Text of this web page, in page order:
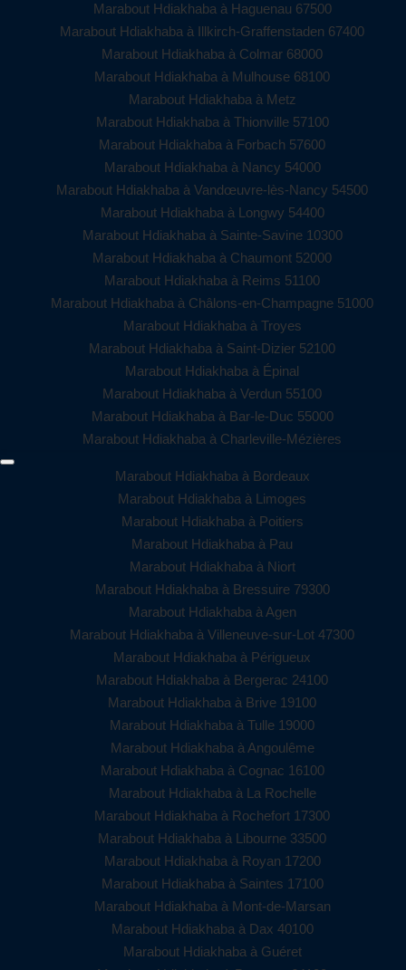
Marabout Hdiakhaba à Haguenau 67500
Marabout Hdiakhaba à Illkirch-Graffenstaden 67400
Marabout Hdiakhaba à Colmar 68000
Marabout Hdiakhaba à Mulhouse 68100
Marabout Hdiakhaba à Metz
Marabout Hdiakhaba à Thionville 57100
Marabout Hdiakhaba à Forbach 57600
Marabout Hdiakhaba à Nancy 54000
Marabout Hdiakhaba à Vandœuvre-lès-Nancy 54500
Marabout Hdiakhaba à Longwy 54400
Marabout Hdiakhaba à Sainte-Savine 10300
Marabout Hdiakhaba à Chaumont 52000
Marabout Hdiakhaba à Reims 51100
Marabout Hdiakhaba à Châlons-en-Champagne 51000
Marabout Hdiakhaba à Troyes
Marabout Hdiakhaba à Saint-Dizier 52100
Marabout Hdiakhaba à Épinal
Marabout Hdiakhaba à Verdun 55100
Marabout Hdiakhaba à Bar-le-Duc 55000
Marabout Hdiakhaba à Charleville-Mézières
Marabout Hdiakhaba à Bordeaux
Marabout Hdiakhaba à Limoges
Marabout Hdiakhaba à Poitiers
Marabout Hdiakhaba à Pau
Marabout Hdiakhaba à Niort
Marabout Hdiakhaba à Bressuire 79300
Marabout Hdiakhaba à Agen
Marabout Hdiakhaba à Villeneuve-sur-Lot 47300
Marabout Hdiakhaba à Périgueux
Marabout Hdiakhaba à Bergerac 24100
Marabout Hdiakhaba à Brive 19100
Marabout Hdiakhaba à Tulle 19000
Marabout Hdiakhaba à Angoulême
Marabout Hdiakhaba à Cognac 16100
Marabout Hdiakhaba à La Rochelle
Marabout Hdiakhaba à Rochefort 17300
Marabout Hdiakhaba à Libourne 33500
Marabout Hdiakhaba à Royan 17200
Marabout Hdiakhaba à Saintes 17100
Marabout Hdiakhaba à Mont-de-Marsan
Marabout Hdiakhaba à Dax 40100
Marabout Hdiakhaba à Guéret